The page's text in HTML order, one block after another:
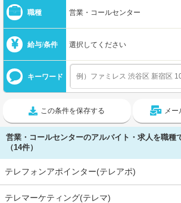
職種 営業・コールセンター
給与/条件 選択してください
キーワード
この条件を保存する メ
営業・コールセンターのアルバイト・求人を職種
（14件）
テレフォンアポインター(テレアポ)
テレマーケティング(テレマ)